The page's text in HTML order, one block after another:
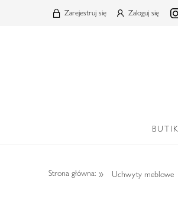
Zarejestruj się Zaloguj się
BUTIK
Strona główna: » Uchwyty meblowe